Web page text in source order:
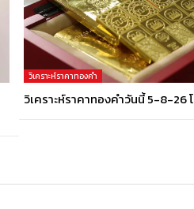
วิเคราะห์ราคาทองคำ
วิเคราะห์ราคาทองคำวันนี้ 5-8-26